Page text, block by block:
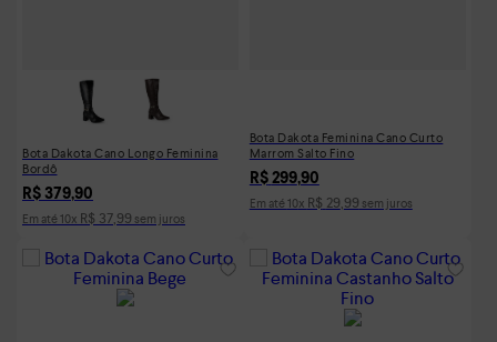
Bota Dakota Cano Longo Feminina
Bordô
R$ 379,90
Em até 10x R$ 37,99 sem juros
Bota Dakota Feminina Cano Curto
Marrom Salto Fino
R$ 299,90
Em até 10x R$ 29,99 sem juros